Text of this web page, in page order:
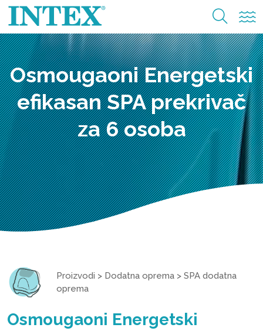
Osmougaoni Energetski
efikasan SPA prekrivač
za 6 osoba
Proizvodi > Dodatna oprema > SPA dodatna
oprema
Osmougaoni Energetski